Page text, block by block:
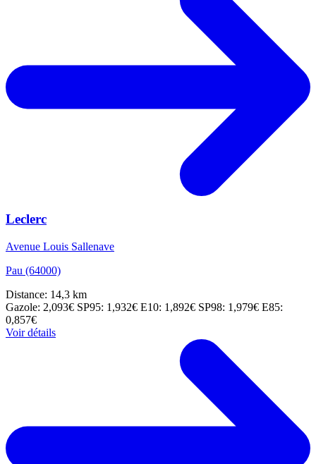
Leclerc
Avenue Louis Sallenave
Pau (64000)
Distance: 14,3 km
Gazole: 2,093€ SP95: 1,932€ E10: 1,892€ SP98: 1,979€ E85:
0,857€
Voir détails